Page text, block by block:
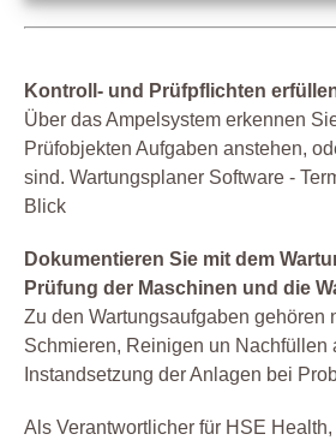
Kontroll- und Prüfpflichten
Über das Ampelsystem erkennen
Prüfobjekten Aufgaben anstehen,
sind. Wartungsplaner Software -
Blick
Dokumentieren Sie mit dem
Prüfung der Maschinen und die
Zu den Wartungsaufgaben gehören
Schmieren, Reinigen un Nachfüllen
Instandsetzung der Anlagen bei
Als Verantwortlicher für HSE Health,